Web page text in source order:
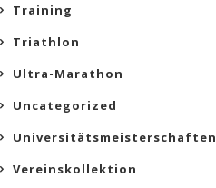
Training
Triathlon
Ultra-Marathon
Uncategorized
Universitätsmeisterschaften
Vereinskollektion